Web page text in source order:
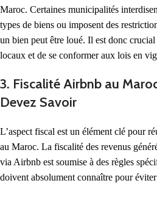
Maroc. Certaines municipalités
types de biens ou imposent des
un bien peut être loué. Il est donc
locaux et de se conformer aux lois en
3. Fiscalité Airbnb au
Devez Savoir
L’aspect fiscal est un élément clé pour
au Maroc. La fiscalité des revenus
via Airbnb est soumise à des règles
doivent absolument connaître pour